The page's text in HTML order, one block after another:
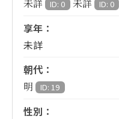
未詳 ID: 0 未詳 ID: 0
享年：
未詳
朝代：
明 ID: 19
性別：